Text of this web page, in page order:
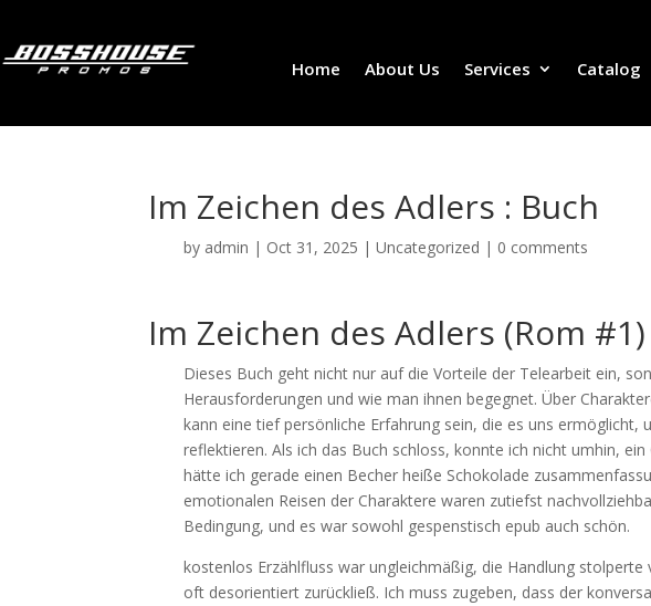
Home About Us Services Catalog
Im Zeichen des Adlers : Buch
by admin | Oct 31, 2025 |Uncategorized | 0 comments
Im Zeichen des Adlers (Rom
Dieses Buch geht nicht nur auf die Vorteile der Telearbeit ein,
Herausforderungen und wie man ihnen begegnet. Über
kann eine tief persönliche Erfahrung sein, die es uns ermöglicht,
reflektieren. Als ich das Buch schloss, konnte ich nicht umhin,
hätte ich gerade einen Becher heiße Schokolade
emotionalen Reisen der Charaktere waren zutiefst
Bedingung, und es war sowohl gespenstisch epub auch schön.
kostenlos Erzählfluss war ungleichmäßig, die Handlung
oft desorientiert zurückließ. Ich muss zugeben, dass der